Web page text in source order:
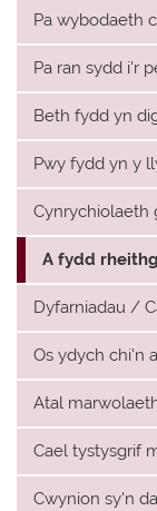
Pa wybodaeth
Pa ran sydd i'r
Beth fydd yn
Pwy fydd yn y
Cynrychiolaeth
A fydd
Dyfarniadau /
Os ydych chi'n
Atal
Cael tystysgrif
Cwynion sy'n